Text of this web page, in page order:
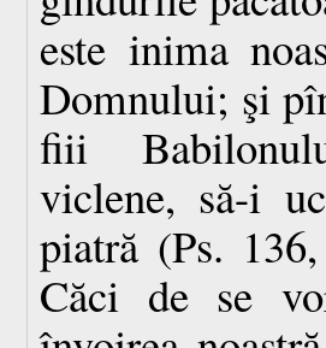
este inima
Domnului; şi
fiii
viclene, să-i
piatră (Ps.
Căci de se